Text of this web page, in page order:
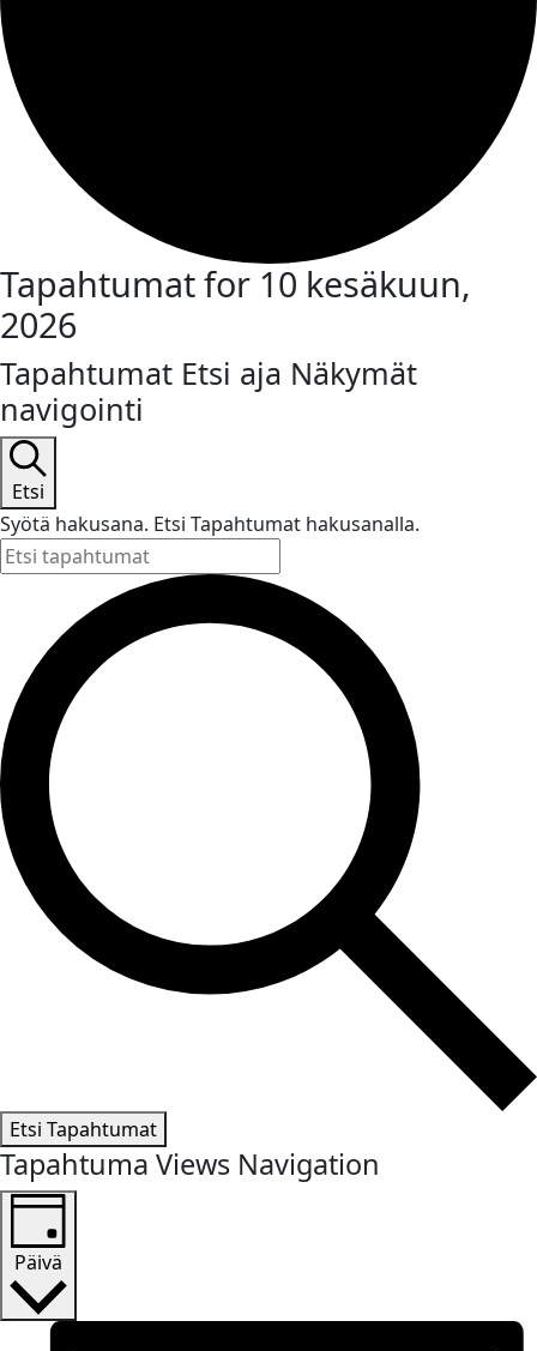
Tapahtumat for 10 kesäkuun,
2026
Tapahtumat Etsi aja Näkymät
navigointi
Etsi
Syötä hakusana. Etsi Tapahtumat hakusanalla.
Etsi Tapahtumat
Tapahtuma Views Navigation
Päivä